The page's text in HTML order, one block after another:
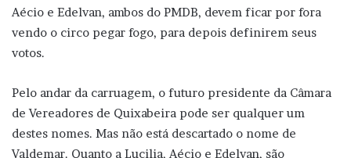
Aécio e Edelvan, ambos do PMDB, devem ficar por fora
vendo o circo pegar fogo, para depois definirem seus
votos.
Pelo andar da carruagem, o futuro presidente da Câmara
de Vereadores de Quixabeira pode ser qualquer um
destes nomes. Mas não está descartado o nome de
Valdemar. Quanto a Lucilia, Aécio e Edelvan, são